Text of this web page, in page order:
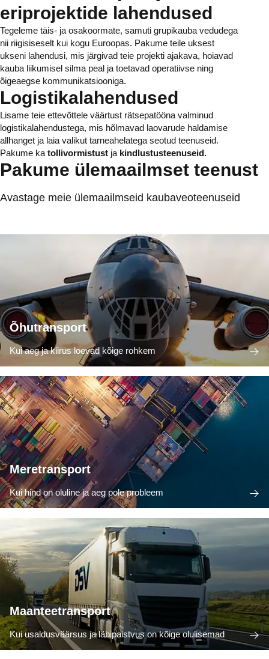
eriprojektide lahendused
Tegeleme täis- ja osakoormate, samuti grupikauba vedudega
nii riigisiseselt kui kogu Euroopas. Pakume teile uksest
ukseni lahendusi, mis järgivad teie projekti ajakava, hoiavad
kauba liikumisel silma peal ja toetavad operatiivse ning
õigeaegse kommunikatsiooniga.
Logistikalahendused
Lisame teie ettevõttele väärtust rätsepatööna valminud
logistikalahendustega, mis hõlmavad laovarude haldamise
allhanget ja laia valikut tarneahelatega seotud teenuseid.
Pakume ka tollivormistust ja kindlustusteenuseid.
Pakume ülemaailmset teenust
Avastage meie ülemaailmseid kaubaveoteenuseid
Õhutransport
Kui aeg ja kiirus loevad kõige rohkem
Meretransport
Kui hind on oluline ja aeg pole probleem
Maanteetransport
Kui usaldusväärsus ja läbipaistvus on kõige olulisemad